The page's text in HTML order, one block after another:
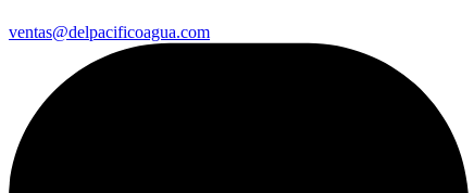
ventas@delpacificoagua.com